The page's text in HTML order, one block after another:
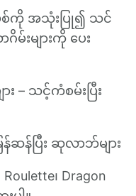
စ်ကို အသုံးပြု၍ သင်
ဂိမ်းများကို ပေး
း – သင့်ကံစမ်းပြီး
မြန်ဆန်ပြီး ဆုလာဘ်များ
၊ Dragon